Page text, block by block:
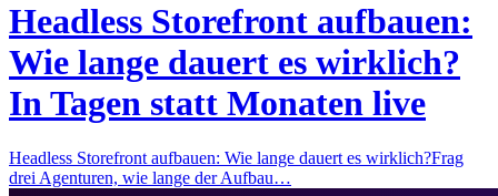
Headless Storefront aufbauen:
Wie lange dauert es wirklich?
In Tagen statt Monaten live
Headless Storefront aufbauen: Wie lange dauert es wirklich?Frag
drei Agenturen, wie lange der Aufbau…